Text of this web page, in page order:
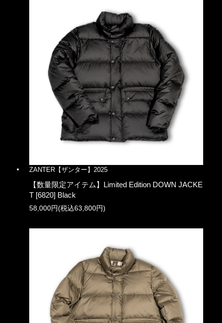
ZANTER【ザンター】2025
【数量限定アイテム】Limited Edition DOWN JACKE
T [6820] Black
58,000円(税込63,800円)